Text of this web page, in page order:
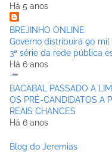
Há 5 anos
BREJINHO ONLINE
Governo distribuirá 90
3ª série da rede pública
Há 6 anos
BACABAL PASSADO A
OS PRÉ-CANDIDATOS A
REAIS CHANCES
Há 6 anos
Blog do Jeremias